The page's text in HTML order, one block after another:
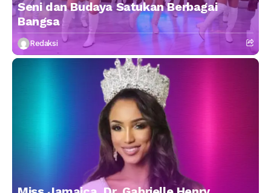
Seni dan Budaya Satukan Berbagai
Bangsa
Redaksi